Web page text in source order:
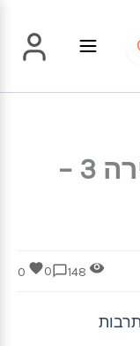
תקשורת וחברה – זירה 3 –
0